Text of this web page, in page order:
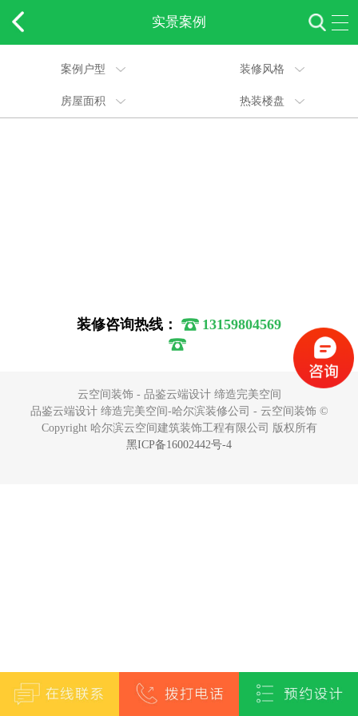
实景案例
案例户型 装修风格
房屋面积 热装楼盘
装修咨询热线： 13159804569
云空间装饰 - 品鉴云端设计 缔造完美空间
品鉴云端设计 缔造完美空间-哈尔滨装修公司 - 云空间装饰 ©
Copyright 哈尔滨云空间建筑装饰工程有限公司 版权所有
黑ICP备16002442号-4